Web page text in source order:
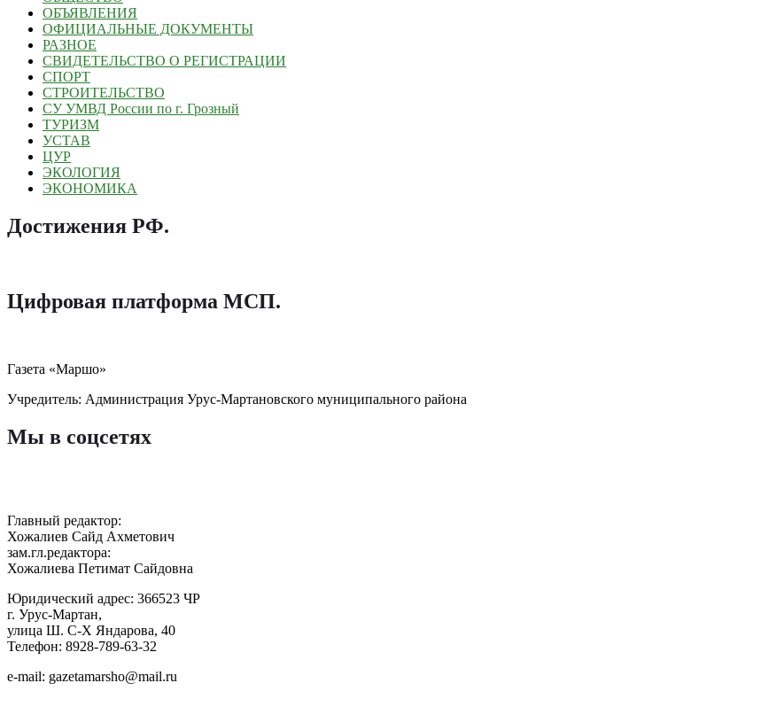
ОБЪЯВЛЕНИЯ
ОФИЦИАЛЬНЫЕ ДОКУМЕНТЫ
РАЗНОЕ
СВИДЕТЕЛЬСТВО О РЕГИСТРАЦИИ
СПОРТ
СТРОИТЕЛЬСТВО
СУ УМВД России по г. Грозный
ТУРИЗМ
УСТАВ
ЦУР
ЭКОЛОГИЯ
ЭКОНОМИКА
Достижения РФ.
Цифровая платформа МСП.
Газета «Маршо»
Учредитель: Администрация Урус-Мартановского муниципального района
Мы в соцсетях
Главный редактор:
Хожалиев Сайд Ахметович
зам.гл.редактора:
Хожалиева Петимат Сайдовна
Юридический адрес: 366523 ЧР
г. Урус-Мартан,
улица Ш. С-Х Яндарова, 40
Телефон: 8928-789-63-32
e-mail: gazetamarsho@mail.ru